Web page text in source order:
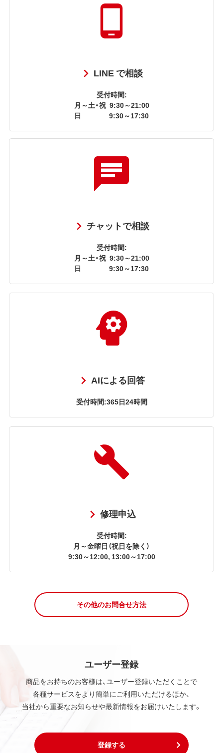
LINE で相談
受付時間:
月～土・祝 9:30～21:00
日
9:30～17:30
チャットで相談
受付時間:
月～土・祝 9:30～21:00
日
9:30～17:30
AIによる回答
受付時間:365日24時間
修理申込
受付時間:
月～金曜日（祝日を除く）
9:30～12:00, 13:00～17:00
その他のお問合せ方法
ユーザー登録
商品をお持ちのお客様は、ユーザー登録いただくことで
各種サービスをより簡単にご利用いただけるほか、
当社から重要なお知らせや最新情報をお届けいたします。
登録する